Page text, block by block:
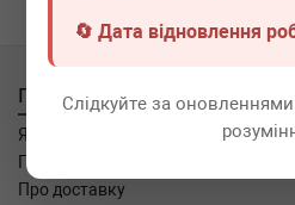
🔄 Дата відновлення
Слідкуйте за
Покупцям
Як замовити
Про оплату
Про доставку